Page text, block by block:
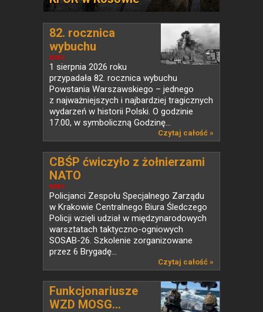
NEWS
82. rocznica
wybuchu
Powstania...
1 sierpnia 2026 roku
przypadała 82. rocznica wybuchu
Powstania Warszawskiego – jednego
z najważniejszych i najbardziej tragicznych
wydarzeń w historii Polski. O godzinie
17.00, w symboliczną Godzinę...
Czytaj całość »
NEWS
CBŚP ćwiczyło z żołnierzami
NATO
Policjanci Zespołu Specjalnego Zarządu
w Krakowie Centralnego Biura Śledczego
Policji wzięli udział w międzynarodowych
warsztatach taktyczno-ogniowych
SOSAB-26. Szkolenie zorganizowane
przez 6 Brygadę...
Czytaj całość »
Funkcjonariusze
WZD MOSG...